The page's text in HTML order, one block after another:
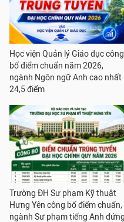
Học viện Quản lý Giáo dục công
bố điểm chuẩn năm 2026,
ngành Ngôn ngữ Anh cao nhất
24,5 điểm
Trường ĐH Sư phạm Kỹ thuật
Hưng Yên công bố điểm chuẩn,
ngành Sư phạm tiếng Anh đứng